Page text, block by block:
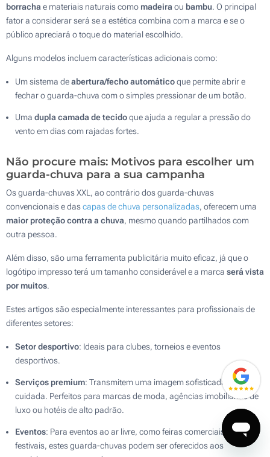
borracha e materiais naturais como madeira ou bambu. O principal
fator a considerar será se a estética combina com a marca e se o
público apreciará o toque do material escolhido.
Alguns modelos incluem características adicionais como:
Um sistema deabertura/fecho automáticoque permite abrir e
fechar o guarda-chuva com o simples pressionar de um botão.
Uma dupla camada de tecidoque ajuda a regular a pressão do
vento em dias com rajadas fortes.
Não procure mais: Motivos para escolher um
guarda-chuva para a sua campanha
Os guarda-chuvas XXL, ao contrário dos guarda-chuvas
convencionais e dascapas de chuva personalizadas, oferecem uma
maior proteção contra a chuva, mesmo quando partilhados com
outra pessoa.
Além disso, são uma ferramenta publicitária muito eficaz, já que o
logótipo impresso terá um tamanho considerável e a marca será vista
por muitos.
Estes artigos são especialmente interessantes para profissionais de
diferentes setores:
Setor desportivo: Ideais para clubes, torneios e eventos
desportivos.
Serviços premium: Transmitem uma imagem sofisticada e
cuidada. Perfeitos para marcas de moda, agências imobiliárias de
luxo ou hotéis de alto padrão.
Eventos: Para eventos ao ar livre, como feiras comerciais ou
festivais, estes guarda-chuvas podem ser oferecidos aos